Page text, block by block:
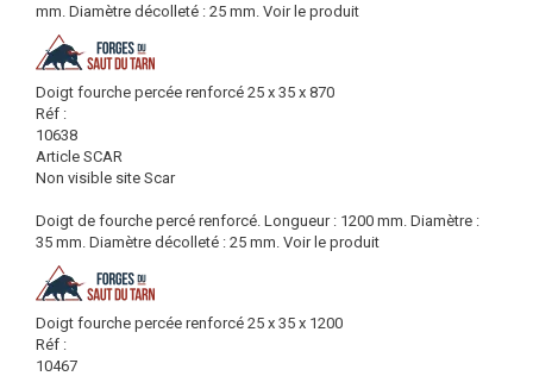
mm. Diamètre décolleté : 25 mm. Voir le produit
Doigt fourche percée renforcé 25 x 35 x 870
Réf :
10638
Article SCAR
Non visible site Scar
Doigt de fourche percé renforcé. Longueur : 1200 mm. Diamètre :
35 mm. Diamètre décolleté : 25 mm. Voir le produit
Doigt fourche percée renforcé 25 x 35 x 1200
Réf :
10467